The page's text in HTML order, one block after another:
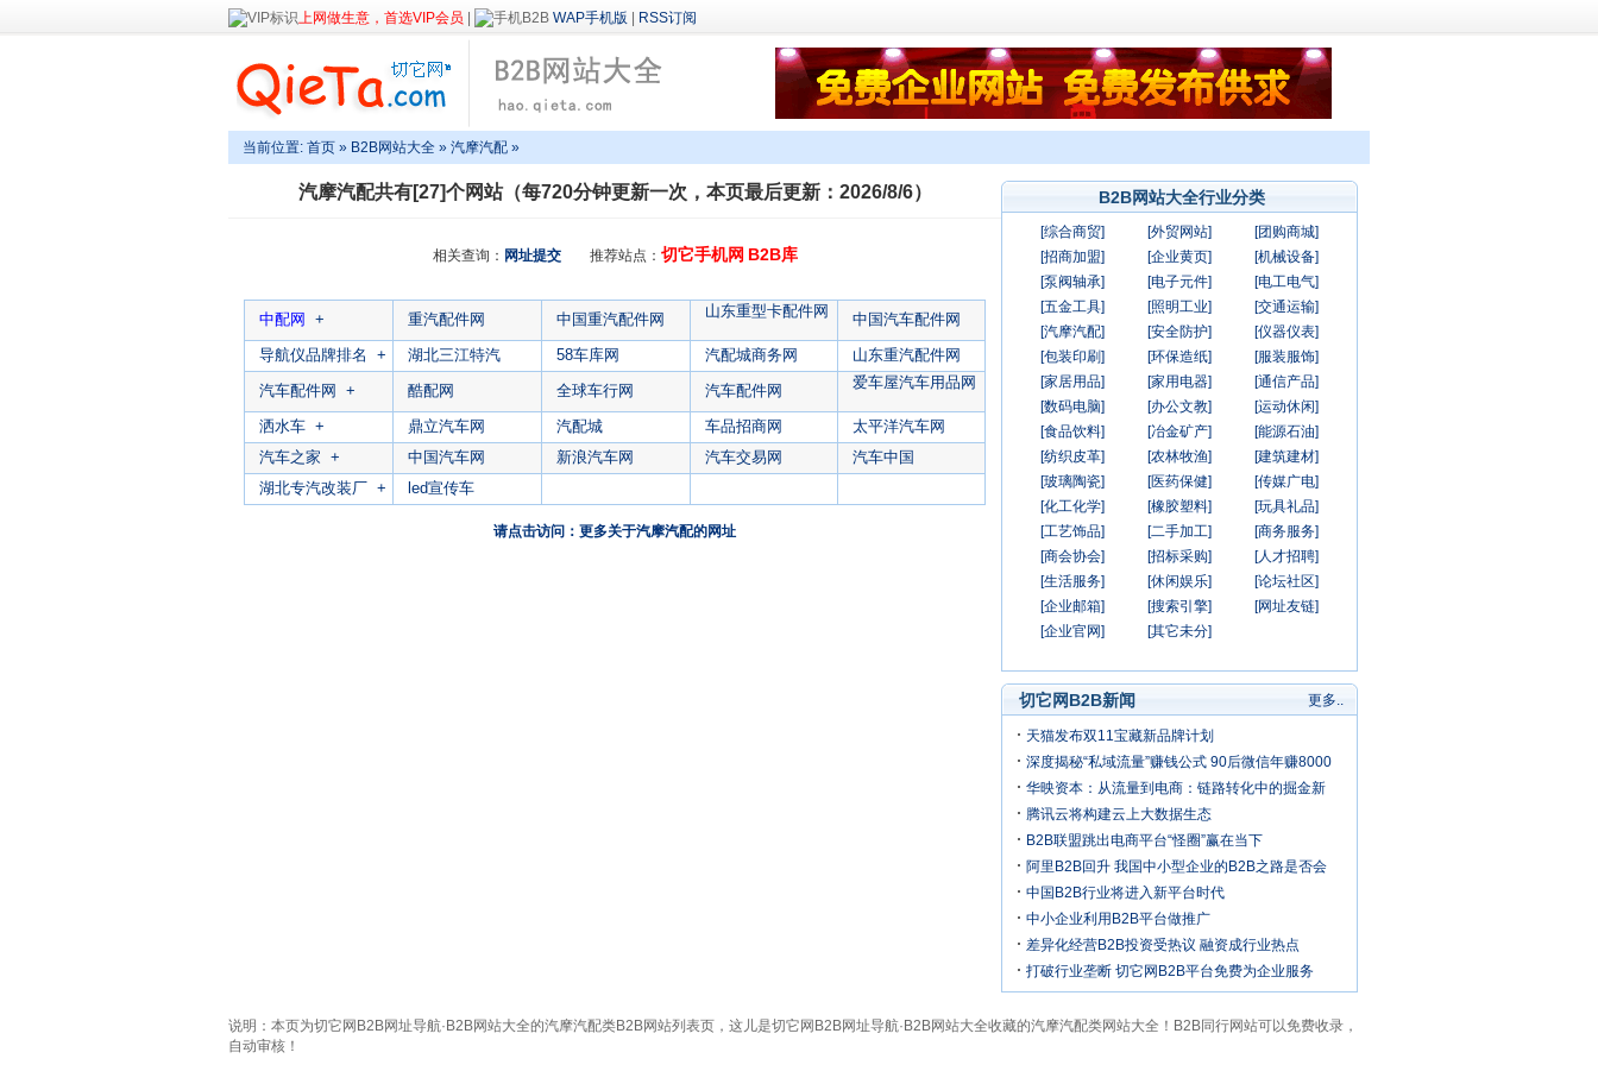
上网做生意，首选VIP会员 WAP手机版 RSS订阅
当前位置: 首页 » B2B网站大全 » 汽摩汽配 »
汽摩汽配共有[27]个网站（每720分钟更新一次，本页最后更新：2026/8/6）
相关查询： 网址提交推荐站点： 切它手机网 B2B库
中配网 + 重汽配件网 中国重汽配件网 山东重型卡配件网
中国汽车配件网
导航仪品牌排名
+ 湖北三江特汽 58车库网 汽配城商务网
山东重汽配件网
汽车配件网
+ 酷配网 全球车行网 汽车配件网 爱车屋汽车用品网
洒水车 + 鼎立汽车网 汽配城 车品招商网
太平洋汽车网
汽车之家 + 中国汽车网 新浪汽车网 汽车交易网
汽车中国
湖北专汽改装厂 + led宣传车
请点击访问：更多关于汽摩汽配的网址
B2B网站大全行业分类
[综合商贸] [外贸网站]
[团购商城]
[招商加盟]
[企业黄页]
[机械设备]
[泵阀轴承]
[电子元件]
[电工电气]
[五金工具]
[照明工业]
[交通运输]
[汽摩汽配]
[安全防护]
[仪器仪表]
[包装印刷]
[环保造纸]
[服装服饰]
[家居用品]
[家用电器]
[通信产品]
[数码电脑]
[办公文教]
[运动休闲]
[食品饮料]
[冶金矿产]
[能源石油]
[纺织皮革]
[农林牧渔]
[建筑建材]
[玻璃陶瓷]
[医药保健]
[传媒广电]
[化工化学]
[橡胶塑料]
[玩具礼品]
[工艺饰品]
[二手加工]
[商务服务]
[商会协会]
[招标采购]
[人才招聘]
[生活服务]
[休闲娱乐]
[论坛社区]
[企业邮箱]
[搜索引擎]
[网址友链]
[企业官网]
[其它未分]
更多..
切它网B2B新闻
天猫发布双11宝藏新品牌计划
深度揭秘“私域流量”赚钱公式 90后微信年赚8000
万
华映资本：从流量到电商：链路转化中的掘金新
机
腾讯云将构建云上大数据生态
B2B联盟跳出电商平台“怪圈”赢在当下
阿里B2B回升 我国中小型企业的B2B之路是否会
迎来春天？
中国B2B行业将进入新平台时代
中小企业利用B2B平台做推广
差异化经营B2B投资受热议 融资成行业热点
打破行业垄断 切它网B2B平台免费为企业服务
说明：本页为切它网B2B网址导航·B2B网站大全的汽摩汽配类B2B网站列表页，这儿是切它网B2B网址导航·B2B网站大全收藏的汽摩汽配类网站大全！B2B同行网站可以免费收录，
自动审核！